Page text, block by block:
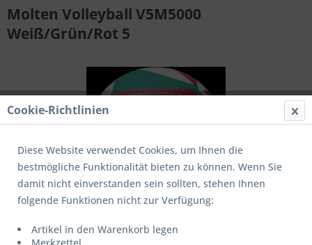
Molten Volleyball V5M5000
Weiß/Grün/Rot 5
UVP: 89,99 € *
Cookie-Richtlinien
Diese Website verwendet Cookies, um Ihnen die
bestmögliche Funktionalität bieten zu können. Wenn Sie
damit nicht einverstanden sein sollten, stehen Ihnen
folgende Funktionen nicht zur Verfügung:
Artikel in den Warenkorb legen